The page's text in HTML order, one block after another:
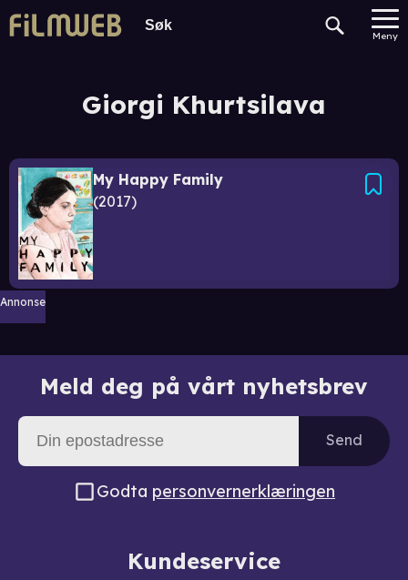
Meny
Giorgi Khurtsilava
My Happy Family
2017
Annonse
Meld deg på vårt nyhetsbrev
Send
Godta personvernerklæringen
Kundeservice